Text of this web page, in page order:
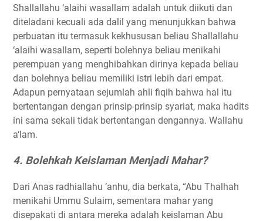
Shallallahu ‘alaihi wasallam adalah untuk diikuti dan
diteladani kecuali ada dalil yang menunjukkan bahwa
perbuatan itu termasuk kekhususan beliau Shallallahu
‘alaihi wasallam, seperti bolehnya beliau menikahi
perempuan yang menghibahkan dirinya kepada beliau
dan bolehnya beliau memiliki istri lebih dari empat.
Adapun pernyataan sejumlah ahli fiqih bahwa hal itu
bertentangan dengan prinsip-prinsip syariat, maka hadits
ini sama sekali tidak bertentangan dengannya. Wallahu
a‘lam.
4. Bolehkah Keislaman Menjadi Mahar?
Dari Anas radhiallahu ‘anhu, dia berkata, “Abu Thalhah
menikahi Ummu Sulaim, sementara mahar yang
disepakati di antara mereka adalah keislaman Abu